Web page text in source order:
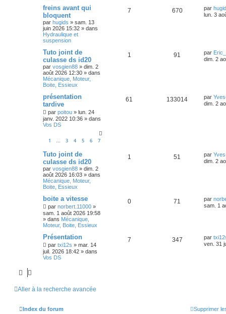
freins avant qui
bloquent
par hugids » sam. 13
juin 2026 15:32 » dans
Hydraulique et
suspension
7 670 par
lun. 3
Tuto joint de
culasse ds id20
par vosgien88 » dim. 2
août 2026 12:30 » dans
Mécanique, Moteur,
Boite, Essieux
1 91 par
dim. 2
présentation
tardive
par poitou » lun. 24
janv. 2022 10:36 » dans
Vos DS
1 … 3 4 5 6 7
61 133014 par
dim. 2
Tuto joint de
culasse ds id20
par vosgien88 » dim. 2
août 2026 16:03 » dans
Mécanique, Moteur,
Boite, Essieux
1 51 par
dim. 2
boite a vitesse
par norbert.11000 »
sam. 1 août 2026 19:58
» dans Mécanique,
Moteur, Boite, Essieux
0 71 par
sam. 1
Présentation
par txi12s » mar. 14
juil. 2026 18:42 » dans
Vos DS
7 347 par
ven. 31
Aller à la recherche avancée
Index du forum Supprimer